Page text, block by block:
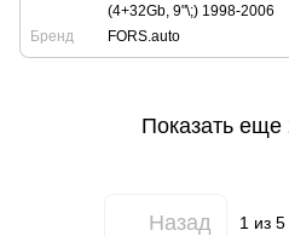
(4+32Gb, 9"\;) 1998-2006
Бренд
FORS.auto
Показать еще
Назад 1 из 5